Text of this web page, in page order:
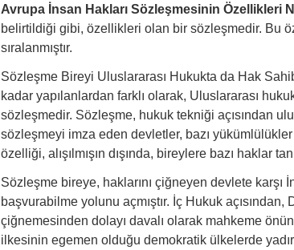
Avrupa İnsan Hakları Sözleşmesinin Özellikleri
belirtildiği gibi, özellikleri olan bir sözleşmedir. Bu
sıralanmıştır.
Sözleşme Bireyi Uluslararası Hukukta da Hak
kadar yapılanlardan farklı olarak, Uluslararası
sözleşmedir. Sözleşme, hukuk tekniği açısından
sözleşmeyi imza eden devletler, bazı
özelliği, alışılmışın dışında, bireylere bazı haklar
Sözleşme bireye, haklarını çiğneyen devlete karşı
başvurabilme yolunu açmıştır. İç Hukuk açısından,
çiğnemesinden dolayı davalı olarak mahkeme
ilkesinin egemen olduğu demokratik ülkelerde